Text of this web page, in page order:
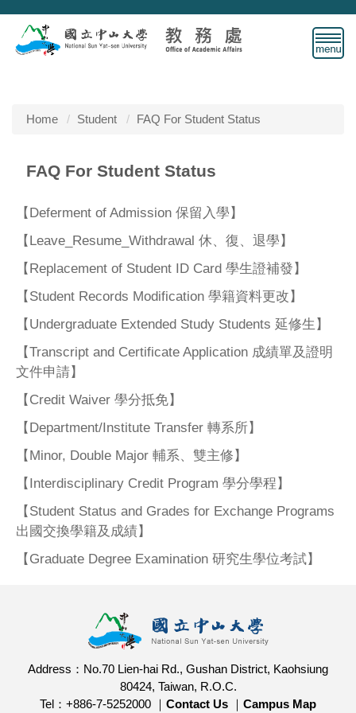
Jump
the
Home
Student FAQ For Student Status
FAQ For Student Status
【Deferment of Admission 保留入學】
【Leave_Resume_Withdrawal 休、復、退學】
【Replacement of Student ID Card 學生證補發】
【Student Records Modification 學籍資料更改】
【Undergraduate Extended Study Students 延修生】
【Transcript and Certificate Application 成績單及證明
文件申請】
【Credit Waiver 學分抵免】
【Department/Institute Transfer 轉系所】
【Minor, Double Major 輔系、雙主修】
【Interdisciplinary Credit Program 學分學程】
【Student Status and Grades for Exchange Programs
出國交換學籍及成績】
【Graduate Degree Examination 研究生學位考試】
Address：No.70 Lien-hai Rd., Gushan District, Kaohsiung
80424, Taiwan, R.O.C.
Tel：+886-7-5252000 ｜ Contact Us ｜ Campus Map